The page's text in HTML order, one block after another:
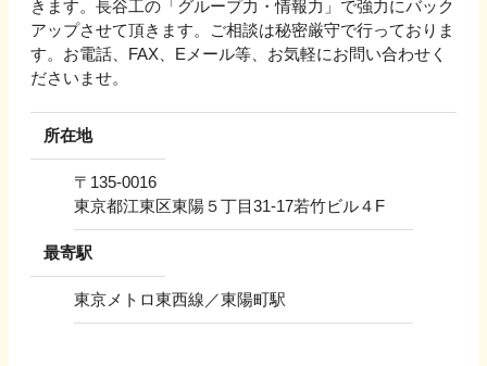
きます。長谷工の「グループ力・情報力」で強力にバック
アップさせて頂きます。ご相談は秘密厳守で行っておりま
す。お電話、FAX、Eメール等、お気軽にお問い合わせく
ださいませ。
所在地
〒 135-0016
東京都江東区東陽５丁目31-17若竹ビル４F
最寄駅
東京メトロ東西線／東陽町駅